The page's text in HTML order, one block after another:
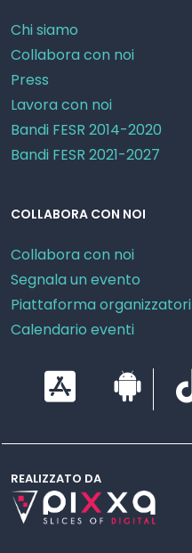
Chi siamo
Collabora con noi
Press
Lavora con noi
Bandi FESR 2014-2020
Bandi FESR 2021-2027
COLLABORA CON NOI
Collabora con noi
Segnala un evento
Piattaforma organizzatori
Calendario eventi
REALIZZATO DA